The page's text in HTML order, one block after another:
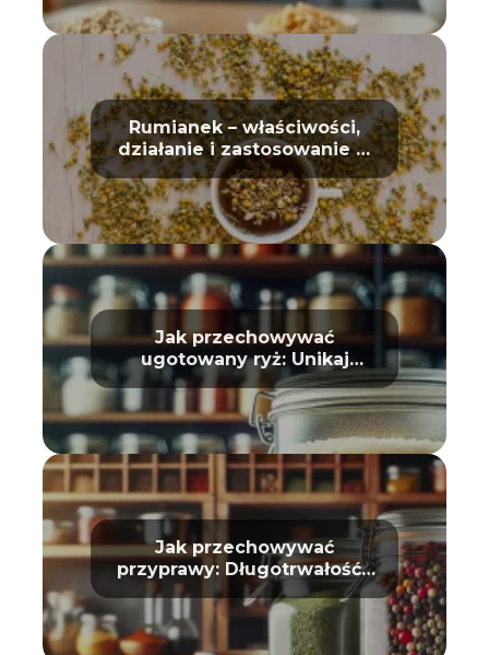
Rumianek – właściwości,
działanie i zastosowanie w
domu oraz kosmetyce
Jak przechowywać
ugotowany ryż: Unikaj
zepsucia
Jak przechowywać
przyprawy: Długotrwałość i
aromat